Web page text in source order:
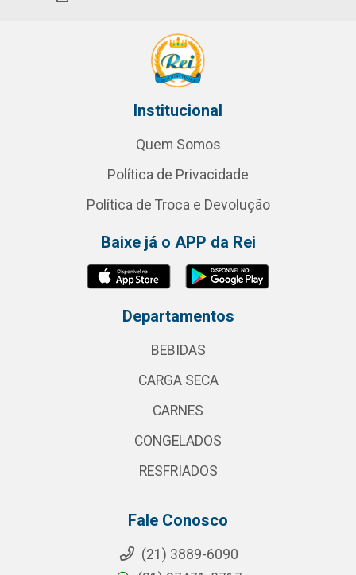
Institucional
Quem Somos
Política de Privacidade
Política de Troca e Devolução
Baixe já o APP da Rei
Departamentos
BEBIDAS
CARGA SECA
CARNES
CONGELADOS
RESFRIADOS
Fale Conosco
(21) 3889-6090